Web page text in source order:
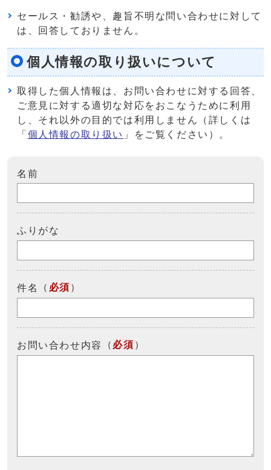
セールス・勧誘や、趣旨不明な問い合わせに対して
は、回答しておりません。
個人情報の取り扱いについて
取得した個人情報は、お問い合わせに対する回答、
ご意見に対する適切な対応をおこなうために利用
し、それ以外の目的では利用しません（詳しくは
「 個人情報の取り扱い 」をご覧ください）。
名前
ふりがな
件名 （ 必須 ）
お問い合わせ内容 （ 必須 ）